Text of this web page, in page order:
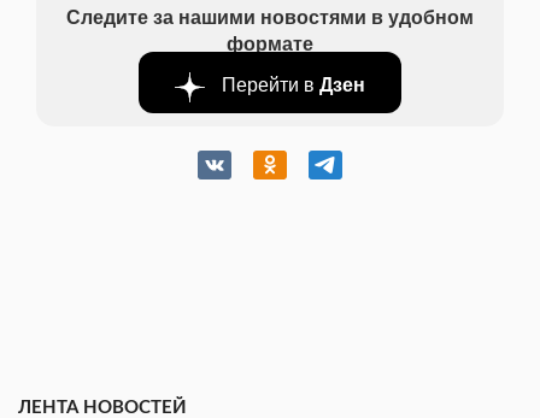
Следите за нашими новостями в удобном
формате
Перейти в Дзен
ЛЕНТА НОВОСТЕЙ